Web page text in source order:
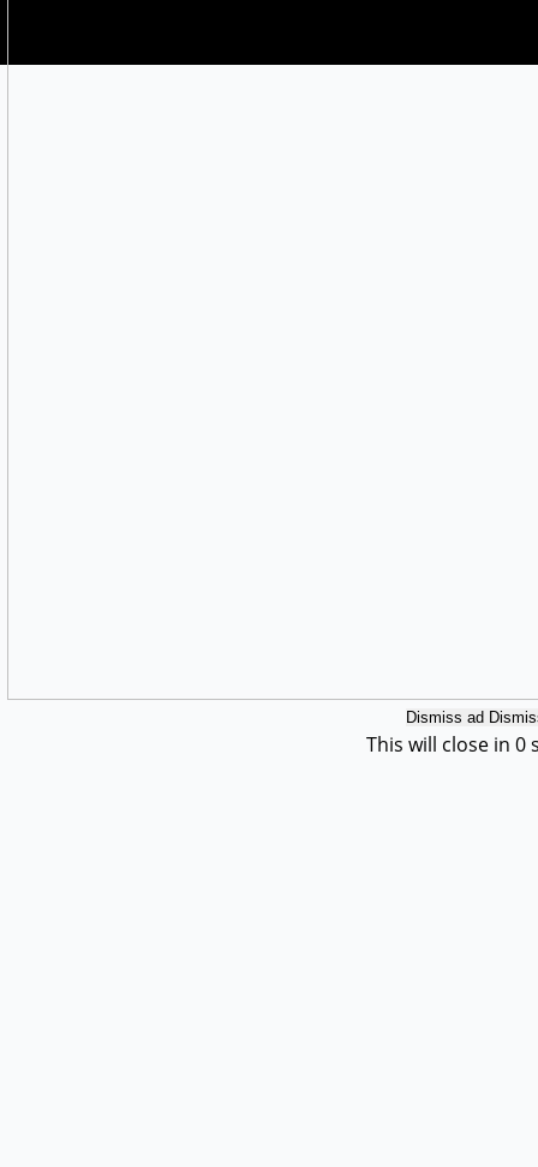
Dismiss ad
This will close in 0